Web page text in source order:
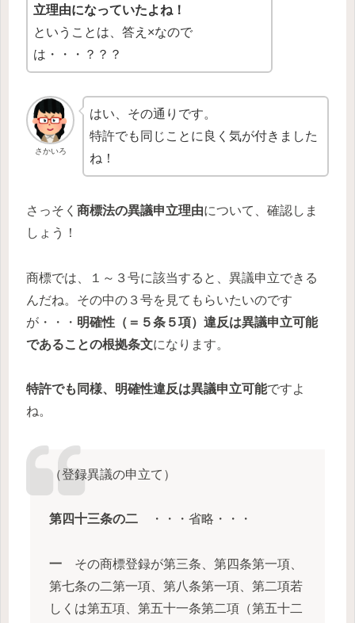
立理由になっていたよね！
ということは、答え×なので
は・・・？？？
さかいろ
はい、その通りです。
特許でも同じことに良く気が付きました
ね！
さっそく 商標法の異議申立理由について、確認しま
しょう！
商標では、１～３号に該当すると、異議申立できる
んだね。その中の３号を見てもらいたいのです
が・・・ 明確性（＝ ５条５項）違反は異議申立可能
であることの根拠条文になります。
特許でも同様、明確性違反は異議申立可能ですよ
ね。
（登録異議の申立て）
第四十三条の二・・・省略・・・
一その商標登録が第三条、第四条第一項、
第七条の二第一項、第八条第一項、第二項若
しくは第五項、第五十一条第二項（第五十二